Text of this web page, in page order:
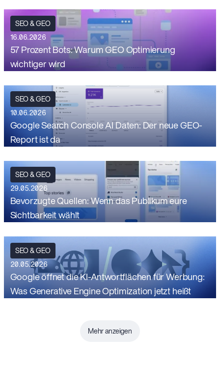
SEO & GEO
16.06.2026
57 Prozent Bots: Warum GEO Optimierung
wichtiger wird
SEO & GEO
10.06.2026
Google Search Console AI Daten: Der neue GEO-
Report ist da
SEO & GEO
29.05.2026
Bevorzugte Quellen: Wenn das Publikum eure
Sichtbarkeit wählt
SEO & GEO
20.05.2026
Google öffnet die KI-Antwortflächen für Werbung:
Was Generative Engine Optimization jetzt heißt
Mehr anzeigen